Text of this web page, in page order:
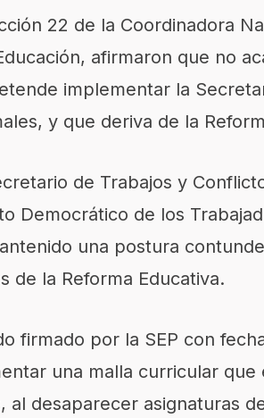
22 de la Coordinadora
afirmaron que no
implementar la
y que deriva de la
de Trabajos y
Democrático de los
una postura
de la Reforma Educativa.
firmado por la SEP con
una malla curricular que
al desaparecer asignaturas